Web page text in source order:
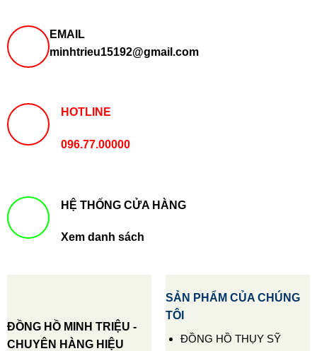
EMAIL
minhtrieu15192@gmail.com
HOTLINE
096.77.00000
HỆ THỐNG CỬA HÀNG
Xem danh sách
ĐỒNG HỒ MINH TRIỆU -
CHUYÊN HÀNG HIỆU
SẢN PHẨM CỦA CHÚNG
TÔI
ĐỒNG HỒ THỤY SỸ